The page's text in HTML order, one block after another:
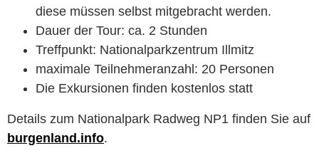
diese müssen selbst mitgebracht werden.
Dauer der Tour: ca. 2 Stunden
Treffpunkt: Nationalparkzentrum Illmitz
maximale Teilnehmeranzahl: 20 Personen
Die Exkursionen finden kostenlos statt
Details zum Nationalpark Radweg NP1 finden Sie auf
burgenland.info.